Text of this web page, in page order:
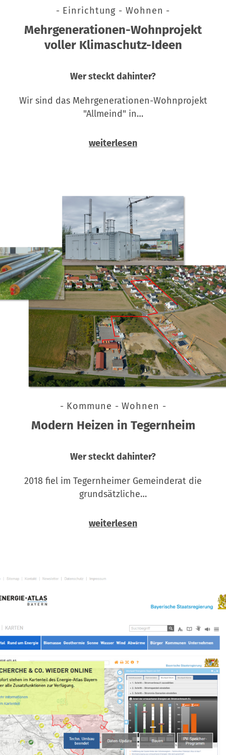
- Einrichtung - Wohnen -
Mehrgenerationen-Wohnprojekt
voller Klimaschutz-Ideen
Wer steckt dahinter?
Wir sind das Mehrgenerationen-Wohnprojekt
"Allmeind" in…
weiterlesen
- Kommune - Wohnen -
Modern Heizen in Tegernheim
Wer steckt dahinter?
2018 fiel im Tegernheimer Gemeinderat die
grundsätzliche…
weiterlesen